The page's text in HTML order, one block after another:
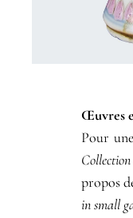
Œuvres
Pour
propos
in small